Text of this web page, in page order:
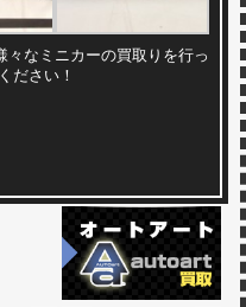
々なミニカーの買取りを行っ
ださい！